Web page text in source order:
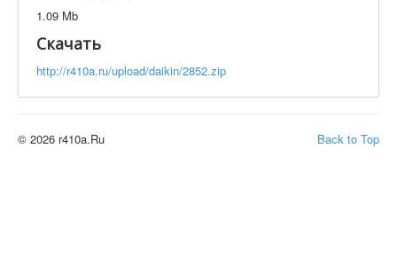
Элементов на страницу
1.09 Mb
Скачать
http://r410a.ru/upload/daikin/2852.zip
Back to Top
© 2026 r410a.Ru